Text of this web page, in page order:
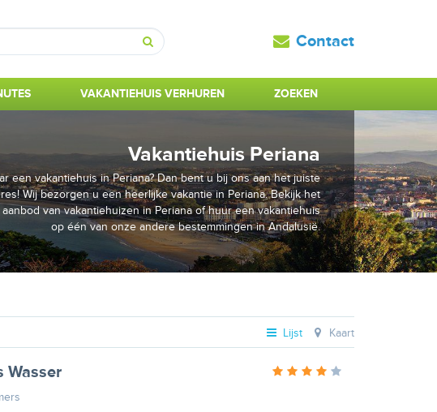
Zoeken
Contact
VAKANTIEHUIS VERHUREN ZOEKEN
Vakantiehuis Periana
een vakantiehuis in Periana? Dan bent u bij ons aan het juiste
Wij bezorgen u een heerlijke vakantie in Periana. Bekijk het
van vakantiehuizen in Periana of huur een vakantiehuis
op één van onze andere bestemmingen in Andalusië.
Lijst Kaart
Wasser